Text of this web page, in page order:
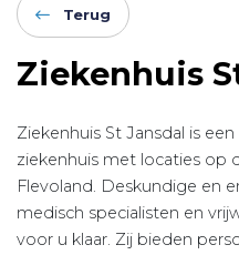
Terug
Ziekenhuis
Ziekenhuis St Jansdal is
ziekenhuis met locaties op
Flevoland. Deskundige en
medisch specialisten en
voor u klaar. Zij bieden